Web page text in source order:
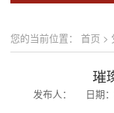
您的当前位置： 首页 >
璀
发布人： 日期